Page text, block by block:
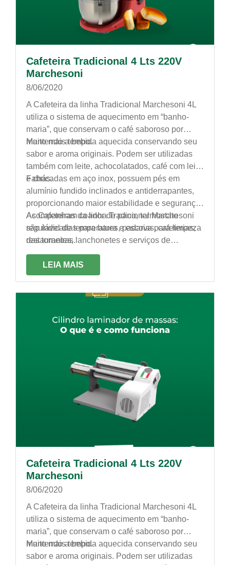
Cafeteira Tradicional 4 Lts 220V
Marchesoni
8/06/2020
A Cafeteira da linha Tradicional Marchesoni 4L
utiliza o sistema de aquecimento em “banho-
maria”, que conservam o café saboroso por
muito mais tempo.
Mantendo a bebida aquecida conservando seu
sabor e aroma originais. Podem ser utilizadas
também com leite, achocolatados, café com leite
e chás.
Fabricadas em aço inox, possuem pés em
alumínio fundido inclinados e antiderrapantes,
proporcionando maior estabilidade e segurança.
Acompanham coador de pano, termostato
regulável de temperatura e escova para limpeza
das torneiras.
As Cafeteiras da linha Tradicional Marchesoni
são indicadas para bares, padarias, cafeterias,
restaurantes, lanchonetes e serviços de
alimentação em geral.
LEIA MAIS
Cafeteira Tradicional 4 Lts 220V
Marchesoni
8/06/2020
A Cafeteira da linha Tradicional Marchesoni 4L
utiliza o sistema de aquecimento em “banho-
maria”, que conservam o café saboroso por
muito mais tempo.
Mantendo a bebida aquecida conservando seu
sabor e aroma originais. Podem ser utilizadas